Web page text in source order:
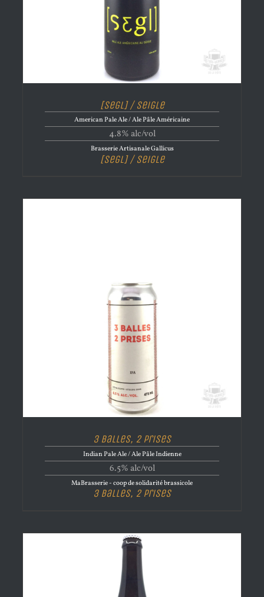
[Segl] / Seigle
American Pale Ale / Ale Pâle Américaine
4.8% alc/vol
Brasserie Artisanale Gallicus
[Segl] / Seigle
3 Balles, 2 Prises
Indian Pale Ale / Ale Pâle Indienne
6.5% alc/vol
MaBrasserie - coop de solidarité brassicole
3 Balles, 2 Prises